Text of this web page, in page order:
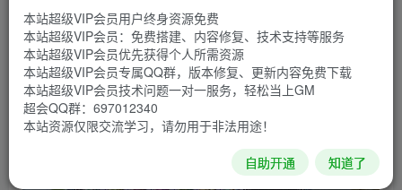
优化等等
包含服务端源码.客户端源码.工具源码.以及编
译程序
本站超级VIP会员用户终身资源免费
本站超级VIP会员：免费搭建、内容修复、技术支持等服务
本站超级VIP会员优先获得个人所需资源
本站超级VIP会员专属QQ群，版本修复、更新内容免费下载
本站超级VIP会员技术问题一对一服务，轻松当上GM
超会QQ群：697012340
本站资源仅限交流学习，请勿用于非法用途！
自助开通 知道了